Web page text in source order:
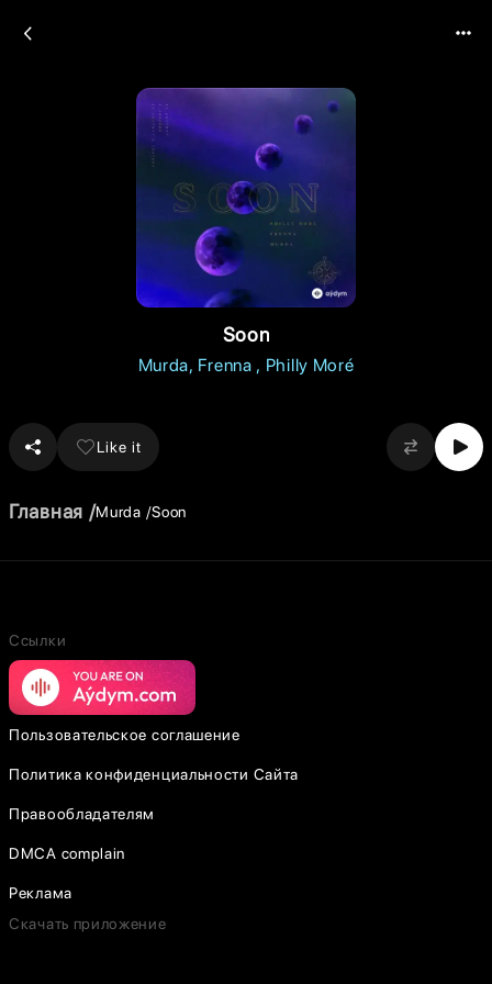
Soon
Murda Frenna Philly Moré
Like it
Главная Murda Soon
Ссылки
Пользовательское соглашение
Политика конфиденциальности Сайта
Правообладателям
DMCA complain
Реклама
Скачать приложение